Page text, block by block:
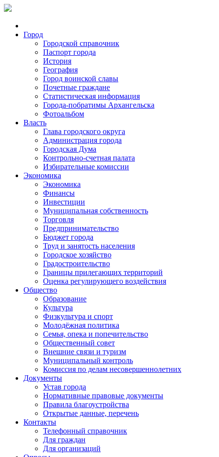
Город
Городской справочник
Паспорт города
История
География
Город воинской славы
Почетные граждане
Статистическая информация
Города-побратимы Архангельска
Фотоальбом
Власть
Глава городского округа
Администрация города
Городская Дума
Контрольно-счетная палата
Избирательные комиссии
Экономика
Экономика
Финансы
Инвестиции
Муниципальная собственность
Торговля
Предпринимательство
Бюджет города
Труд и занятость населения
Городское хозяйство
Градостроительство
Границы прилегающих территорий
Оценка регулирующего воздействия
Общество
Образование
Культура
Физкультура и спорт
Молодёжная политика
Семья, опека и попечительство
Общественный совет
Внешние связи и туризм
Муниципальный контроль
Комиссия по делам несовершеннолетних
Документы
Устав города
Нормативные правовые документы
Правила благоустройства
Открытые данные, перечень
Контакты
Телефонный справочник
Для граждан
Для организаций